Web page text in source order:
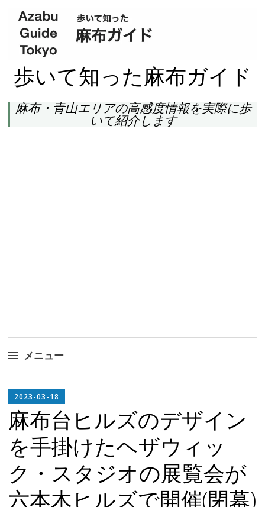
歩いて知った麻布ガイド
麻布・青山エリアの高感度情報を実際に歩
いて紹介します
メニュー
ン
テ
ン
ツ
へ
ス
キ
ッ
2023-03-18
麻布台ヒルズのデザイン
を手掛けたヘザウィッ
ク・スタジオの展覧会が
六本木ヒルズで開催(閉幕)